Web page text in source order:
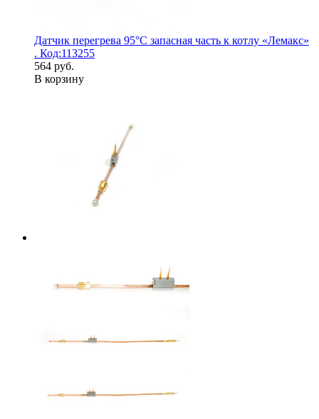
Датчик перегрева 95°С запасная часть к котлу «Лемакс»
. Код:113255
564 руб.
В корзину